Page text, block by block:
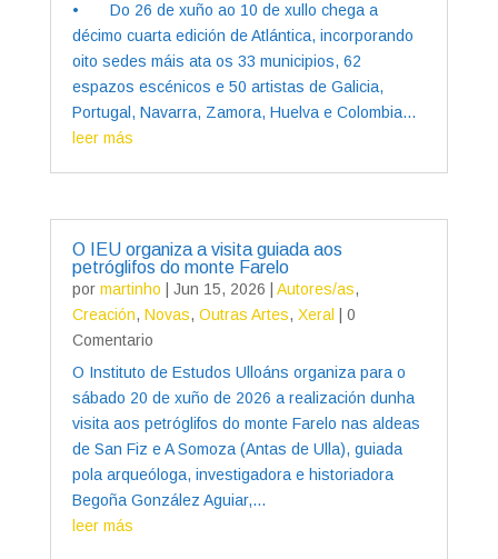
• Do 26 de xuño ao 10 de xullo chega a
décimo cuarta edición de Atlántica, incorporando
oito sedes máis ata os 33 municipios, 62
espazos escénicos e 50 artistas de Galicia,
Portugal, Navarra, Zamora, Huelva e Colombia...
leer más
O IEU organiza a visita guiada aos
petróglifos do monte Farelo
por martinho Jun 15, 2026 Autores/as,
Creación, Novas, Outras Artes, Xeral
| 0
Comentario
O Instituto de Estudos Ulloáns organiza para o
sábado 20 de xuño de 2026 a realización dunha
visita aos petróglifos do monte Farelo nas aldeas
de San Fiz e A Somoza (Antas de Ulla), guiada
pola arqueóloga, investigadora e historiadora
Begoña González Aguiar,...
leer más